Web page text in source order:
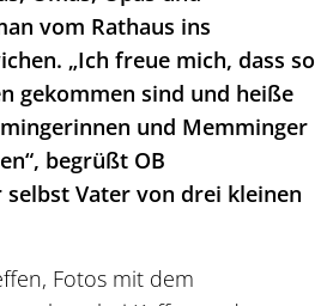
vom Rathaus ins
„Ich freue mich, dass so
gekommen sind und heiße
und Memminger
begrüßt OB
selbst Vater von drei kleinen
Fotos mit dem